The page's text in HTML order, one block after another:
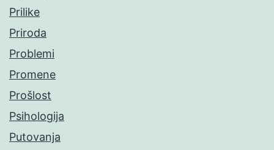
Prilike
Priroda
Problemi
Promene
Prošlost
Psihologija
Putovanja